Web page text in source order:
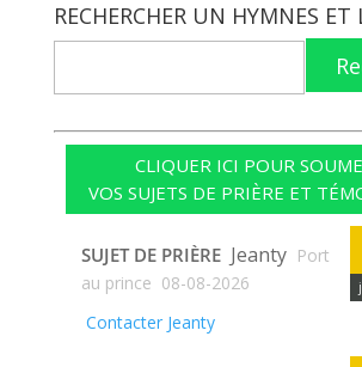
RECHERCHER UN HYMNES ET
CLIQUER ICI POUR
VOS SUJETS DE PRIÈRE ET
SUJET DE PRIÈRE Jeanty Port
au prince 08-08-2026
Contacter Jeanty